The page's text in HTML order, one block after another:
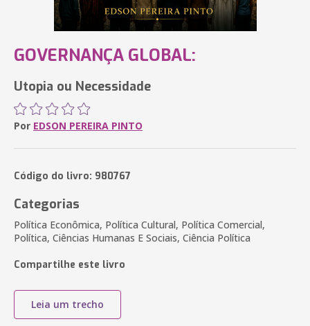
GOVERNANÇA GLOBAL:
Utopia ou Necessidade
Por EDSON PEREIRA PINTO
Código do livro: 980767
Categorias
Política Econômica, Política Cultural, Política Comercial,
Política, Ciências Humanas E Sociais, Ciência Política
Compartilhe este livro
Leia um trecho